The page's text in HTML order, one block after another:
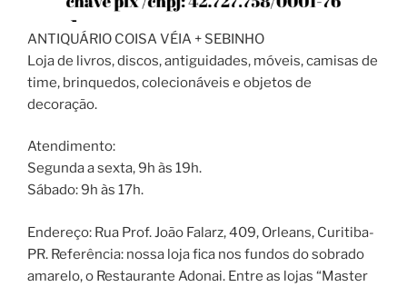
ANTIQUÁRIO COISA VÉIA + SEBINHO
Loja de livros, discos, antiguidades, móveis, camisas de
time, brinquedos, colecionáveis e objetos de
decoração.
Atendimento:
Segunda a sexta, 9h às 19h.
Sábado: 9h às 17h.
Endereço: Rua Prof. João Falarz, 409, Orleans, Curitiba-
PR. Referência: nossa loja fica nos fundos do sobrado
amarelo, o Restaurante Adonai. Entre as lojas “Master